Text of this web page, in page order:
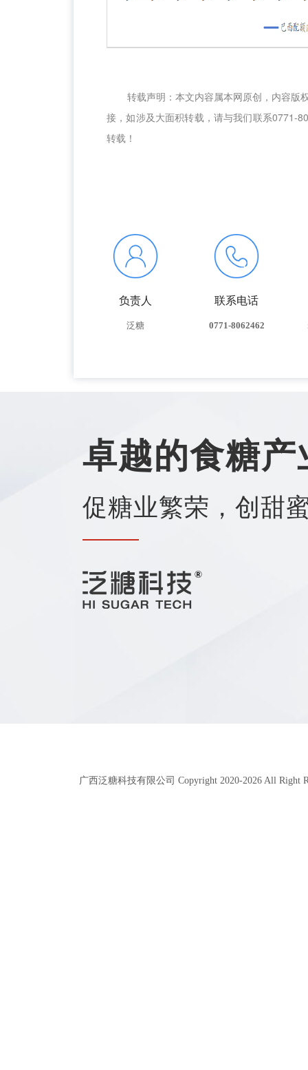
转载声明：本文内容属本网原创，内容版
接，如涉及大面积转载，请与我们联系0771-
转载！
负责人
泛糖
联系电话
0771-8062462
卓越的食糖
促糖业繁荣，创甜
广西泛糖科技有限公司 Copyright 2020-2026 All Right